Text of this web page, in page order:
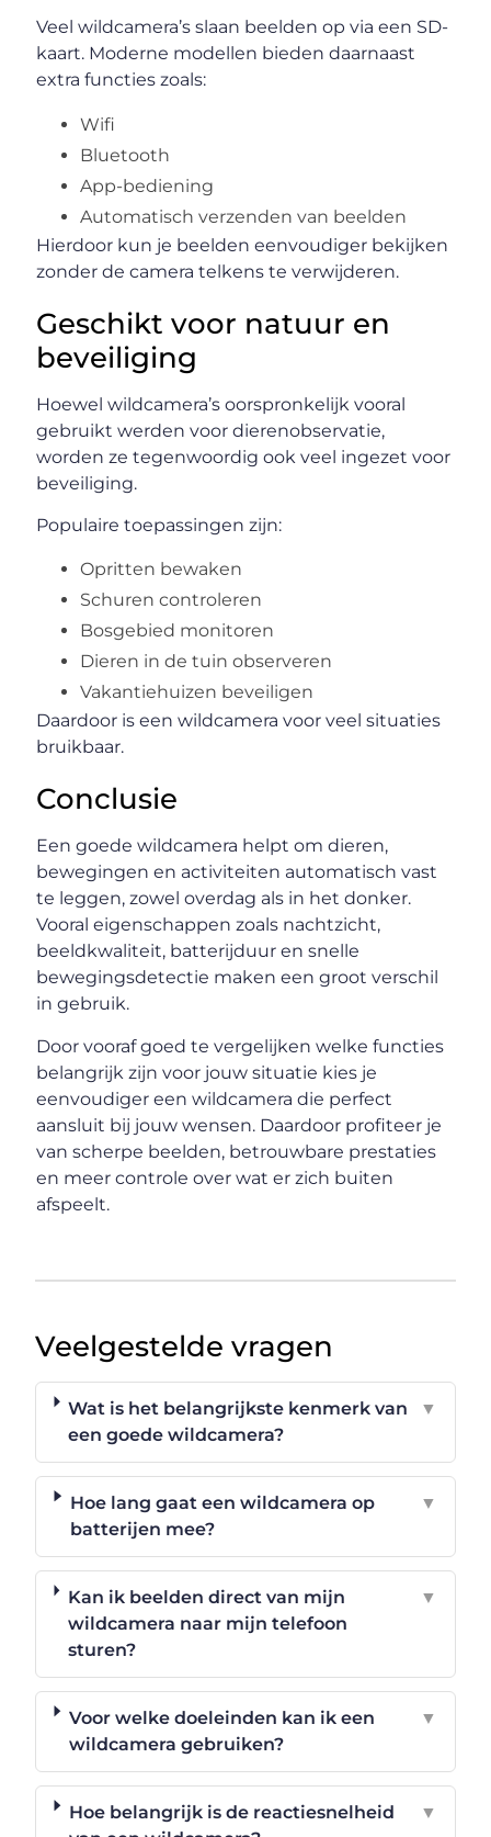
Veel wildcamera’s slaan beelden op via een SD-
kaart. Moderne modellen bieden daarnaast
extra functies zoals:
Wifi
Bluetooth
App-bediening
Automatisch verzenden van beelden
Hierdoor kun je beelden eenvoudiger bekijken
zonder de camera telkens te verwijderen.
Geschikt voor natuur en
beveiliging
Hoewel wildcamera’s oorspronkelijk vooral
gebruikt werden voor dierenobservatie,
worden ze tegenwoordig ook veel ingezet voor
beveiliging.
Populaire toepassingen zijn:
Opritten bewaken
Schuren controleren
Bosgebied monitoren
Dieren in de tuin observeren
Vakantiehuizen beveiligen
Daardoor is een wildcamera voor veel situaties
bruikbaar.
Conclusie
Een goede wildcamera helpt om dieren,
bewegingen en activiteiten automatisch vast
te leggen, zowel overdag als in het donker.
Vooral eigenschappen zoals nachtzicht,
beeldkwaliteit, batterijduur en snelle
bewegingsdetectie maken een groot verschil
in gebruik.
Door vooraf goed te vergelijken welke functies
belangrijk zijn voor jouw situatie kies je
eenvoudiger een wildcamera die perfect
aansluit bij jouw wensen. Daardoor profiteer je
van scherpe beelden, betrouwbare prestaties
en meer controle over wat er zich buiten
afspeelt.
Veelgestelde vragen
Wat is het belangrijkste kenmerk van
een goede wildcamera?
▼
Hoe lang gaat een wildcamera op
batterijen mee?
▼
Kan ik beelden direct van mijn
wildcamera naar mijn telefoon
sturen?
▼
Voor welke doeleinden kan ik een
wildcamera gebruiken?
▼
Hoe belangrijk is de reactiesnelheid
▼